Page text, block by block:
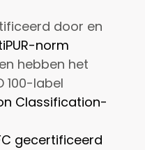
door en
norm
hebben het
100-label
Classification-
gecertificeerd